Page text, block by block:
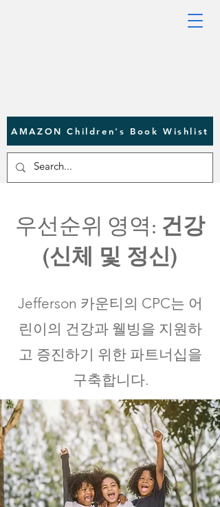
AMAZON Children's Book Wishlist
우선순위 영역: 건강
(신체 및 정신)
Jefferson 카운티의 CPC는 어
린이의 건강과 웰빙을 지원하
고 증진하기 위한 파트너십을
구축합니다.